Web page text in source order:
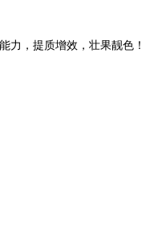
力，提质增效，壮果靓色！